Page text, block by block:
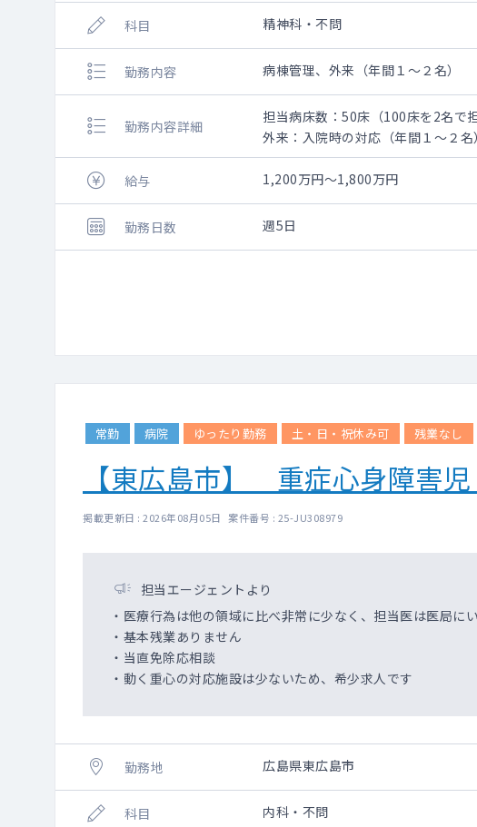
科目 精神科・不問
勤務内容 病棟管理、外来（年間１～２名）
勤務内容詳細
担当病床数：50床（100床を2名で担
外来：入院時の対応（年間１～２名）
給与 1,200万円～1,800万円
勤務日数 週5日
常勤 病院 ゆったり勤務 土・日・祝休み可 残業なし
【東広島市】 重症心身障害
掲載更新日 : 2026年08月05日 案件番号 : 25-JU308979
担当エージェントより
・医療行為は他の領域に比べ非常に少なく、担当医は医局に
・基本残業ありません
・当直免除応相談
・動く重心の対応施設は少ないため、希少求人です
勤務地 広島県東広島市
科目 内科・不問